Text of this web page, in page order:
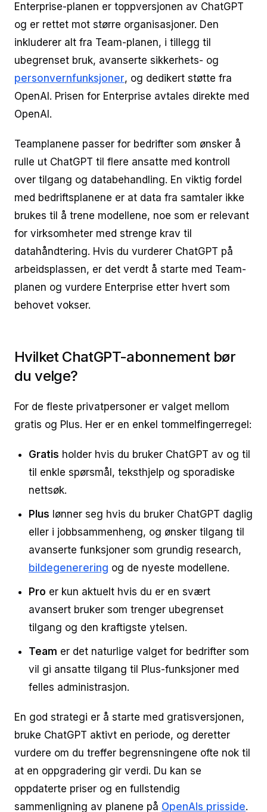
Enterprise-planen er toppversjonen av ChatGPT
og er rettet mot større organisasjoner. Den
inkluderer alt fra Team-planen, i tillegg til
ubegrenset bruk, avanserte sikkerhets- og
personvernfunksjoner, og dedikert støtte fra
OpenAI. Prisen for Enterprise avtales direkte med
OpenAI.
Teamplanene passer for bedrifter som ønsker å
rulle ut ChatGPT til flere ansatte med kontroll
over tilgang og databehandling. En viktig fordel
med bedriftsplanene er at data fra samtaler ikke
brukes til å trene modellene, noe som er relevant
for virksomheter med strenge krav til
datahåndtering. Hvis du vurderer ChatGPT på
arbeidsplassen, er det verdt å starte med Team-
planen og vurdere Enterprise etter hvert som
behovet vokser.
Hvilket ChatGPT-abonnement bør
du velge?
For de fleste privatpersoner er valget mellom
gratis og Plus. Her er en enkel tommelfingerregel:
Gratis holder hvis du bruker ChatGPT av og til
til enkle spørsmål, teksthjelp og sporadiske
nettsøk.
Plus lønner seg hvis du bruker ChatGPT daglig
eller i jobbsammenheng, og ønsker tilgang til
avanserte funksjoner som grundig research,
bildegenerering og de nyeste modellene.
Pro er kun aktuelt hvis du er en svært
avansert bruker som trenger ubegrenset
tilgang og den kraftigste ytelsen.
Team er det naturlige valget for bedrifter som
vil gi ansatte tilgang til Plus-funksjoner med
felles administrasjon.
En god strategi er å starte med gratisversjonen,
bruke ChatGPT aktivt en periode, og deretter
vurdere om du treffer begrensningene ofte nok til
at en oppgradering gir verdi. Du kan se
oppdaterte priser og en fullstendig
sammenligning av planene på OpenAIs prisside.